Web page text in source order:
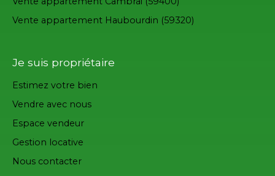
Vente appartement Haubourdin (59320)
Je suis propriétaire
Estimez votre bien
Vendre avec nous
Espace vendeur
Gestion locative
Nous contacter